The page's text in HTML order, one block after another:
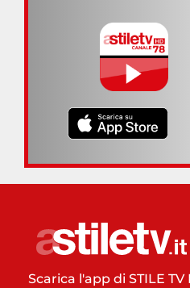
Scarica l'app di STILE TV